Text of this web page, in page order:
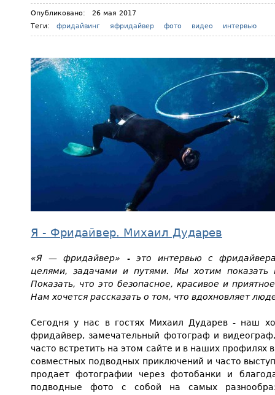
Опубликовано:
26 мая 2017
Теги:
фридайвинг яфридайвер фото видео интервью
Я - Фридайвер. Михаил Дударев
«Я — фридайвер» - это интервью с
целями, задачами и путями. Мы хотим показать
Показать, что это безопасное, красивое и
Нам хочется рассказать о том, что вдохновляет
Сегодня у нас в гостях Михаил Дударев - наш
фридайвер, замечательный фотограф и
часто встретить на этом сайте и в наших
совместных подводных приключений и часто
продает фотографии через фотобанки и
подводные фото с собой на самых